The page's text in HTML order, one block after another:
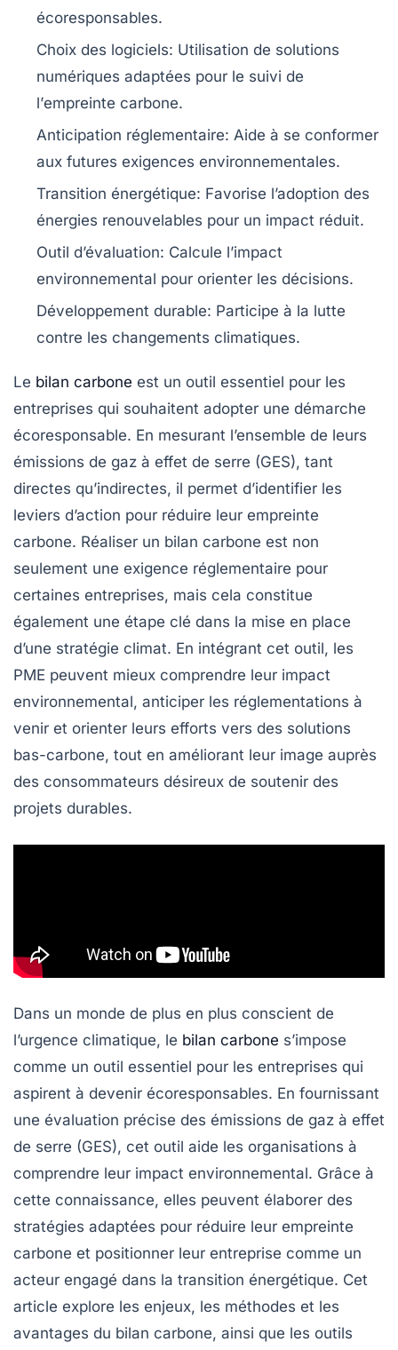
écoresponsables.
Choix des logiciels: Utilisation de solutions
numériques adaptées pour le suivi de
l’empreinte carbone.
Anticipation réglementaire: Aide à se conformer
aux futures exigences environnementales.
Transition énergétique: Favorise l’adoption des
énergies renouvelables pour un impact réduit.
Outil d’évaluation: Calcule l’impact
environnemental pour orienter les décisions.
Développement durable: Participe à la lutte
contre les changements climatiques.
Le bilan carbone est un outil essentiel pour les
entreprises qui souhaitent adopter une démarche
écoresponsable. En mesurant l’ensemble de leurs
émissions de gaz à effet de serre (GES), tant
directes qu’indirectes, il permet d’identifier les
leviers d’action pour réduire leur empreinte
carbone. Réaliser un bilan carbone est non
seulement une exigence réglementaire pour
certaines entreprises, mais cela constitue
également une étape clé dans la mise en place
d’une stratégie climat. En intégrant cet outil, les
PME peuvent mieux comprendre leur impact
environnemental, anticiper les réglementations à
venir et orienter leurs efforts vers des solutions
bas-carbone, tout en améliorant leur image auprès
des consommateurs désireux de soutenir des
projets durables.
Dans un monde de plus en plus conscient de
l’urgence climatique, le bilan carbone s’impose
comme un outil essentiel pour les entreprises qui
aspirent à devenir écoresponsables. En fournissant
une évaluation précise des émissions de gaz à effet
de serre (GES), cet outil aide les organisations à
comprendre leur impact environnemental. Grâce à
cette connaissance, elles peuvent élaborer des
stratégies adaptées pour réduire leur empreinte
carbone et positionner leur entreprise comme un
acteur engagé dans la transition énergétique. Cet
article explore les enjeux, les méthodes et les
avantages du bilan carbone, ainsi que les outils